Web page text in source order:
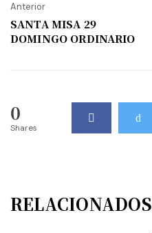
Anterior
SANTA MISA 29
DOMINGO ORDINARIO
0
Shares
RELACIONADOS